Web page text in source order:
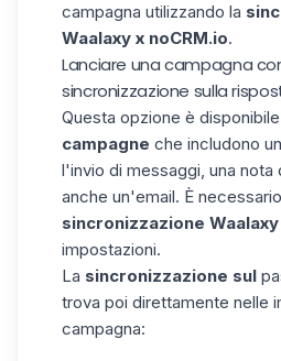
campagna utilizzando la
Waalaxy x noCRM.io.
Lanciare una campagna
sincronizzazione sulla
Questa opzione è
campagne che includono
l'invio di messaggi, una nota
anche un'email. È
sincronizzazione Waalaxy
impostazioni.
La sincronizzazione sul
trova poi direttamente nelle
campagna: